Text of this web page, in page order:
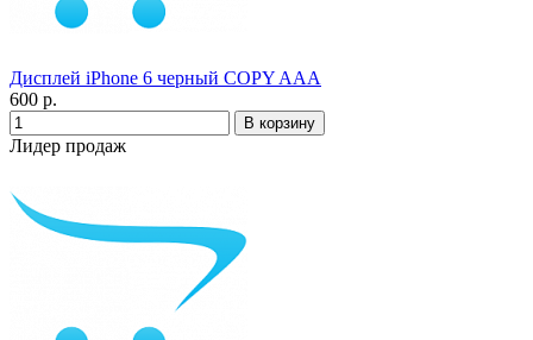
Дисплей iPhone 6 черный COPY AAA
600 р.
Лидер продаж